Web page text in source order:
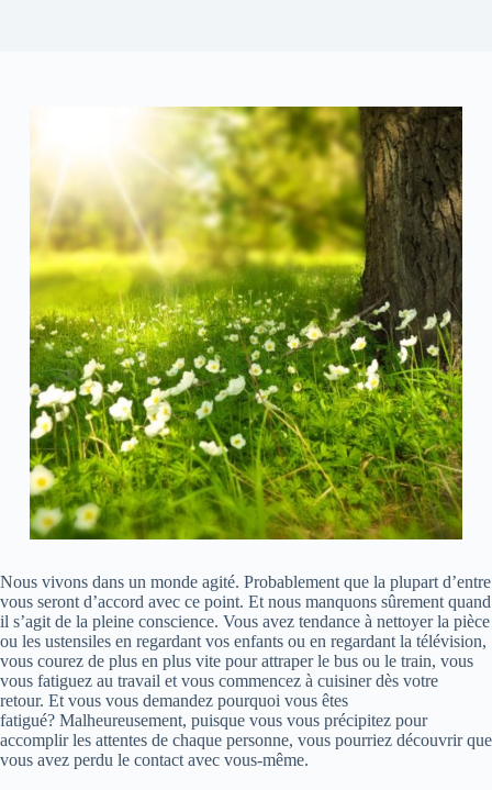
Nous vivons dans un monde agité. Probablement que la plupart d’entre
vous seront d’accord avec ce point. Et nous manquons sûrement quand
il s’agit de la pleine conscience. Vous avez tendance à nettoyer la pièce
ou les ustensiles en regardant vos enfants ou en regardant la télévision,
vous courez de plus en plus vite pour attraper le bus ou le train, vous
vous fatiguez au travail et vous commencez à cuisiner dès votre
retour. Et vous vous demandez pourquoi vous êtes
fatigué? Malheureusement, puisque vous vous précipitez pour
accomplir les attentes de chaque personne, vous pourriez découvrir que
vous avez perdu le contact avec vous-même.